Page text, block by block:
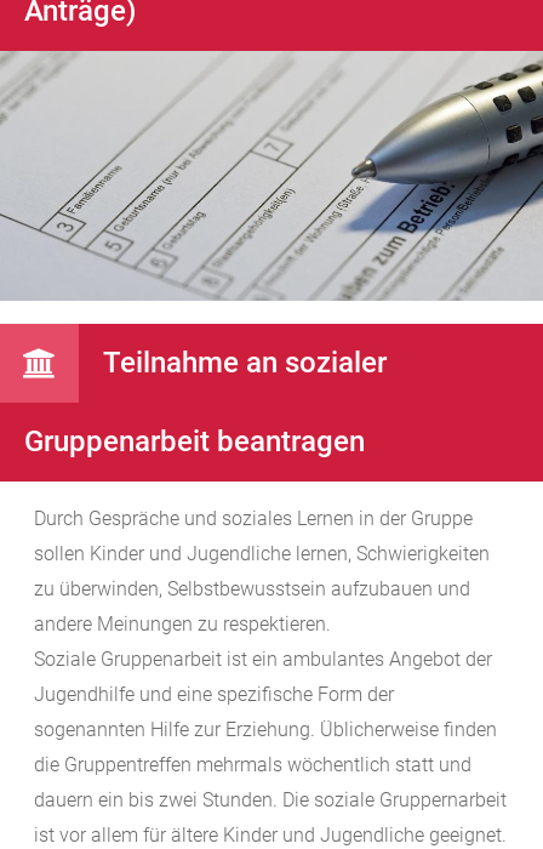
Anträge)
Teilnahme an sozialer
Gruppenarbeit beantragen
Durch Gespräche und soziales Lernen in der Gruppe
sollen Kinder und Jugendliche lernen, Schwierigkeiten
zu überwinden, Selbstbewusstsein aufzubauen und
andere Meinungen zu respektieren.
Soziale Gruppenarbeit ist ein ambulantes Angebot der
Jugendhilfe und eine spezifische Form der
sogenannten Hilfe zur Erziehung. Üblicherweise finden
die Gruppentreffen mehrmals wöchentlich statt und
dauern ein bis zwei Stunden. Die soziale Gruppernarbeit
ist vor allem für ältere Kinder und Jugendliche geeignet.